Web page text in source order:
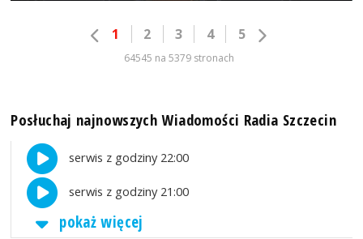
1 2 3 4 5
64545 na 5379 stronach
Posłuchaj najnowszych Wiadomości Radia Szczecin
serwis z godziny 22:00
serwis z godziny 21:00
pokaż więcej